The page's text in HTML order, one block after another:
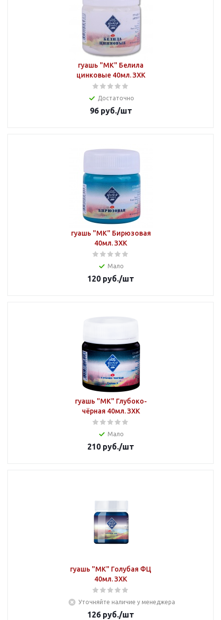
гуашь "МК" Белила
цинковые 40мл. ЗХК
Достаточно
96руб./шт
гуашь "МК" Бирюзовая
40мл. ЗХК
Мало
120 руб./шт
гуашь "МК" Глубоко-
чёрная 40мл. ЗХК
Мало
210 руб./шт
гуашь "МК" Голубая ФЦ
40мл. ЗХК
Уточняйте наличие у менеджера
126 руб./шт